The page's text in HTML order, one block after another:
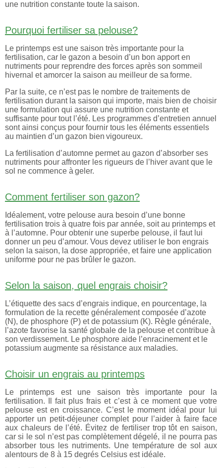
une nutrition constante toute la saison.
Pourquoi fertiliser sa pelouse?
Le printemps est une saison très importante pour la
fertilisation, car le gazon a besoin d’un bon apport en
nutriments pour reprendre des forces après son sommeil
hivernal et amorcer la saison au meilleur de sa forme.
Par la suite, ce n’est pas le nombre de traitements de
fertilisation durant la saison qui importe, mais bien de choisir
une formulation qui assure une nutrition constante et
suffisante pour tout l’été. Les programmes d’entretien annuel
sont ainsi conçus pour fournir tous les éléments essentiels
au maintien d’un gazon bien vigoureux.
La fertilisation d’automne permet au gazon d’absorber ses
nutriments pour affronter les rigueurs de l’hiver avant que le
sol ne commence à geler.
Comment fertiliser son gazon?
Idéalement, votre pelouse aura besoin d’une bonne
fertilisation trois à quatre fois par année, soit au printemps et
à l’automne. Pour obtenir une superbe pelouse, il faut lui
donner un peu d’amour. Vous devez utiliser le bon engrais
selon la saison, la dose appropriée, et faire une application
uniforme pour ne pas brûler le gazon.
Selon la saison, quel engrais choisir?
L’étiquette des sacs d’engrais indique, en pourcentage, la
formulation de la recette généralement composée d’azote
(N), de phosphore (P) et de potassium (K). Règle générale,
l’azote favorise la santé globale de la pelouse et contribue à
son verdissement. Le phosphore aide l’enracinement et le
potassium augmente sa résistance aux maladies.
Choisir un engrais au printemps
Le printemps est une saison très importante pour la
fertilisation. Il fait plus frais et c’est à ce moment que votre
pelouse est en croissance. C’est le moment idéal pour lui
apporter un petit-déjeuner complet pour l’aider à faire face
aux chaleurs de l’été. Évitez de fertiliser trop tôt en saison,
car si le sol n’est pas complètement dégelé, il ne pourra pas
absorber tous les nutriments. Une température de sol aux
alentours de 8 à 15 degrés Celsius est idéale.